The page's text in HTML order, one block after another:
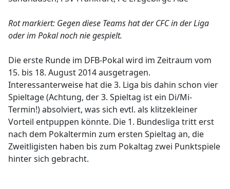
Rot markiert: Gegen diese Teams hat der CFC in der Liga
oder im Pokal noch nie gespielt.
Die erste Runde im DFB-Pokal wird im Zeitraum vom
15. bis 18. August 2014 ausgetragen.
Interessanterweise hat die 3. Liga bis dahin schon vier
Spieltage (Achtung, der 3. Spieltag ist ein Di/Mi-
Termin!) absolviert, was sich evtl. als klitzekleiner
Vorteil entpuppen könnte. Die 1. Bundesliga tritt erst
nach dem Pokaltermin zum ersten Spieltag an, die
Zweitligisten haben bis zum Pokaltag zwei Punktspiele
hinter sich gebracht.